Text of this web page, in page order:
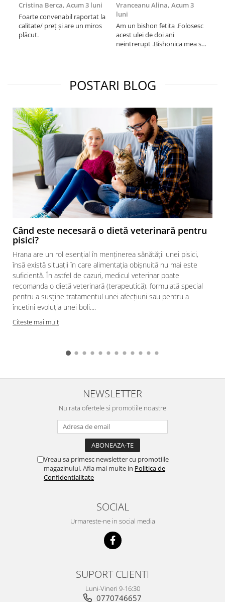
Cristina Berca, Acum 3 luni
Foarte convenabil raportat la
calitate/ preț și are un miros
plăcut.
Vranceanu Alina, Acum 3
luni
Am un bishon fetita .Folosesc
acest ulei de doi ani
neintrerupt .Bishonica mea se
treia comanda recomand cu
mult drag !
POSTARI BLOG
Când este necesară o dietă veterinară pentru
pisici?
Hrana are un rol esențial în menținerea sănătății unei pisici,
însă există situații în care alimentația obișnuită nu mai este
suficientă. În astfel de cazuri, medicul veterinar poate
recomanda o dietă veterinară (terapeutică), formulată special
pentru a susține tratamentul unei afecțiuni sau pentru a
încetini evoluția unei boli....
Citeste mai mult
NEWSLETTER
Nu rata ofertele si promotiile noastre
Vreau sa primesc newsletter cu promotiile
magazinului. Afla mai multe in Politica de
Confidentialitate
SOCIAL
Urmareste-ne in social media
SUPORT CLIENTI
Luni-Vineri 9-16:30
0770746657